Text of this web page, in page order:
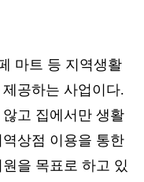
마트 등 지역생활
공하는 사업이다.
고 집에서만 생활
상점 이용을 통한
을 목표로 하고 있